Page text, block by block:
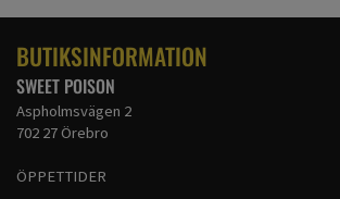
BUTIKSINFORMATION
SWEET POISON
Aspholmsvägen 2
702 27 Örebro
ÖPPETTIDER